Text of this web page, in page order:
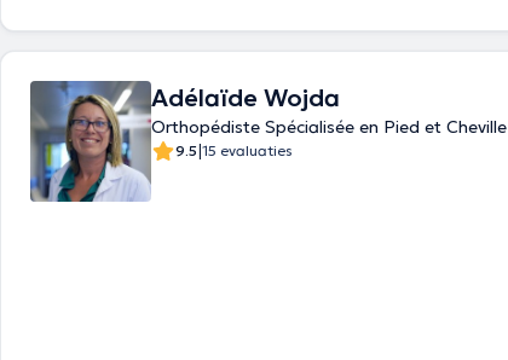
Adélaïde Wojda
Orthopédiste Spécialisée en Pied et Cheville
9.5|15 evaluaties